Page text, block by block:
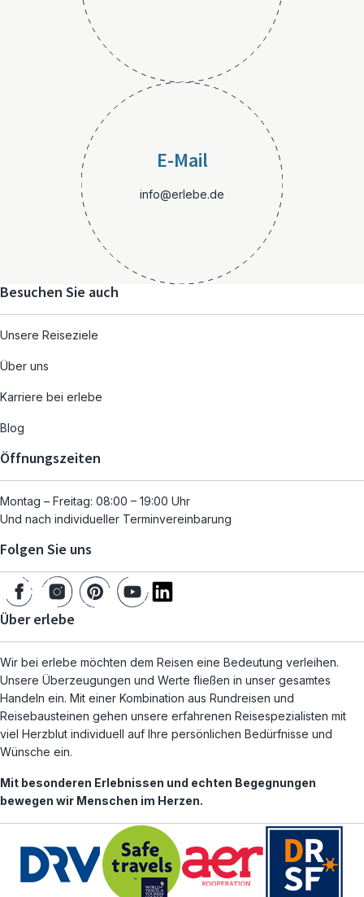
E-Mail
info@erlebe.de
Besuchen Sie auch
Unsere Reiseziele
Über uns
Karriere bei erlebe
Blog
Öffnungszeiten
Montag – Freitag: 08:00 – 19:00 Uhr
Und nach individueller Terminvereinbarung
Folgen Sie uns
Über erlebe
Wir bei erlebe möchten dem Reisen eine Bedeutung verleihen.
Unsere Überzeugungen und Werte fließen in unser gesamtes
Handeln ein. Mit einer Kombination aus Rundreisen und
Reisebausteinen gehen unsere erfahrenen Reisespezialisten mit
viel Herzblut individuell auf Ihre persönlichen Bedürfnisse und
Wünsche ein.
Mit besonderen Erlebnissen und echten Begegnungen
bewegen wir Menschen im Herzen.